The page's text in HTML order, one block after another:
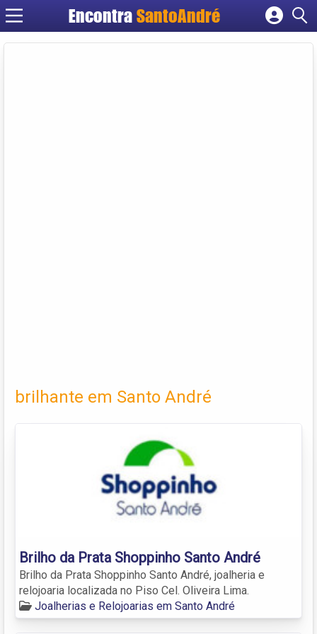
Encontra SantoAndré
Cadastrar empresa
brilhante em Santo André
Brilho da Prata Shoppinho Santo André
Brilho da Prata Shoppinho Santo André, joalheria e
relojoaria localizada no Piso Cel. Oliveira Lima.
Joalherias e Relojoarias em Santo André